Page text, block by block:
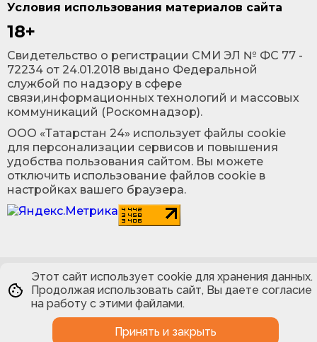
Условия использования материалов сайта
18+
Cвидетельство о регистрации СМИ ЭЛ № ФС 77 -
72234 от 24.01.2018 выдано Федеральной
службой по надзору в сфере
связи,информационных технологий и массовых
коммуникаций (Роскомнадзор).
ООО «Татарстан 24» использует файлы cookie
для персонализации сервисов и повышения
удобства пользования сайтом. Вы можете
отключить использование файлов cookie в
настройках вашего браузера.
Этот сайт использует cookie для хранения данных.
Продолжая использовать сайт, Вы даете согласие
на работу с этими файлами.
Принять и закрыть